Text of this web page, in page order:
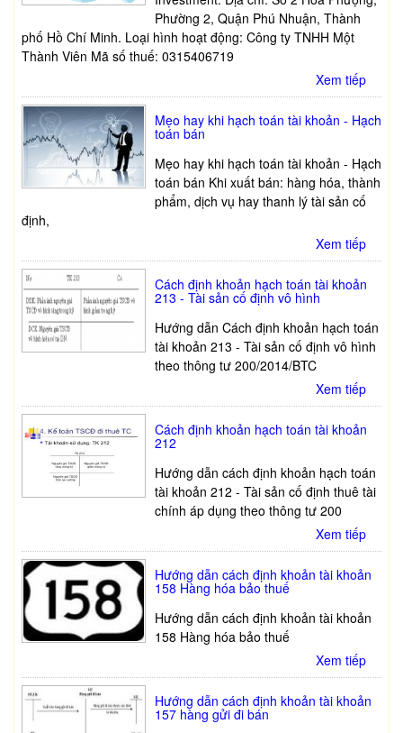
Phường 2, Quận Phú Nhuận, Thành
phố Hồ Chí Minh. Loại hình hoạt động: Công ty TNHH Một
Thành Viên Mã số thuế: 0315406719
Xem tiếp
Mẹo hay khi hạch toán tài khoản - Hạch
toán bán
Mẹo hay khi hạch toán tài khoản - Hạch
toán bán Khi xuất bán: hàng hóa, thành
phẩm, dịch vụ hay thanh lý tài sản cố
định,
Xem tiếp
Cách định khoản hạch toán tài khoản
213 - Tài sản cố định vô hình
Hướng dẫn Cách định khoản hạch toán
tài khoản 213 - Tài sản cố định vô hình
theo thông tư 200/2014/BTC
Xem tiếp
Cách định khoản hạch toán tài khoản
212
Hướng dẫn cách định khoản hạch toán
tài khoản 212 - Tài sản cố định thuê tài
chính áp dụng theo thông tư 200
Xem tiếp
Hướng dẫn cách định khoản tài khoản
158 Hàng hóa bảo thuế
Hướng dẫn cách định khoản tài khoản
158 Hàng hóa bảo thuế
Xem tiếp
Hướng dẫn cách định khoản tài khoản
157 hàng gửi đi bán